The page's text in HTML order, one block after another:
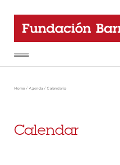
Home / Agenda / Calendario
Calendar